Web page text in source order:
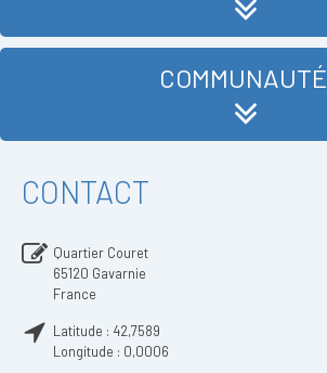
COMMUNAUTÉ
CONTACT
Quartier Couret
65120 Gavarnie
France
Latitude : 42,7589
Longitude : 0,0006